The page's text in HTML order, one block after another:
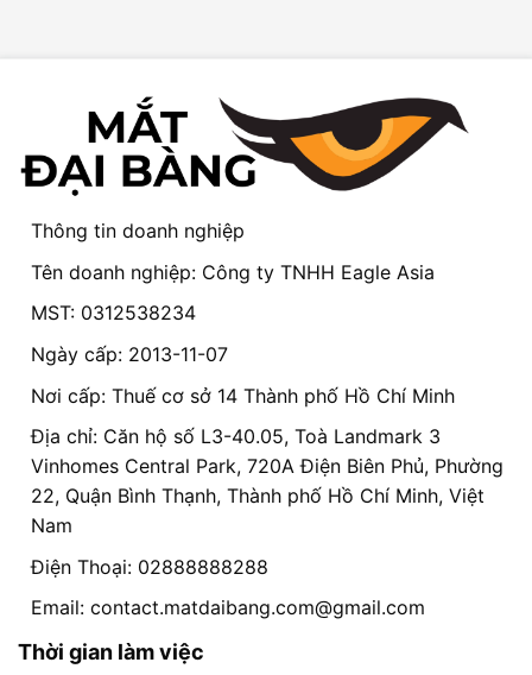
Thông tin doanh nghiệp
Tên doanh nghiệp: Công ty TNHH Eagle Asia
MST: 0312538234
Ngày cấp: 2013-11-07
Nơi cấp: Thuế cơ sở 14 Thành phố Hồ Chí Minh
Địa chỉ: Căn hộ số L3-40.05, Toà Landmark 3
Vinhomes Central Park, 720A Điện Biên Phủ, Phường
22, Quận Bình Thạnh, Thành phố Hồ Chí Minh, Việt
Nam
Điện Thoại: 02888888288
Email: contact.matdaibang.com@gmail.com
Thời gian làm việc